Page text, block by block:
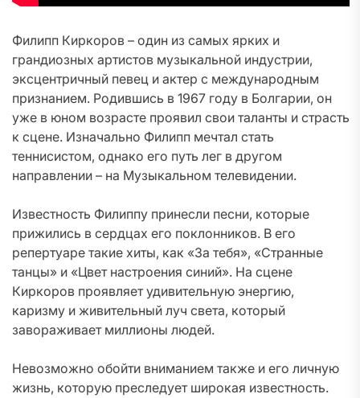
Филипп Киркоров – один из самых ярких и
грандиозных артистов музыкальной индустрии,
эксцентричный певец и актер с международным
признанием. Родившись в 1967 году в Болгарии, он
уже в юном возрасте проявил свои таланты и страсть
к сцене. Изначально Филипп мечтал стать
теннисистом, однако его путь лег в другом
направлении – на Музыкальном телевидении.
Известность Филиппу принесли песни, которые
прижились в сердцах его поклонников. В его
репертуаре такие хиты, как «За тебя», «Странные
танцы» и «Цвет настроения синий». На сцене
Киркоров проявляет удивительную энергию,
каризму и живительный луч света, который
завораживает миллионы людей.
Невозможно обойти вниманием также и его личную
жизнь, которую преследует широкая известность.